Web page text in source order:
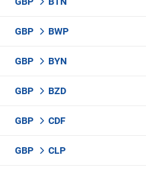
GBP BWP
GBP BYN
GBP BZD
GBP CDF
GBP CLP